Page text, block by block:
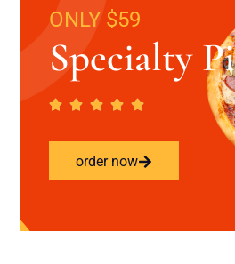
ONLY $59
Specialty
order now